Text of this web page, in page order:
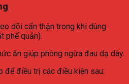
dõi cẩn thận trong khi dùng
phế quản).
ăn giúp phòng ngừa đau dạ dày.
để điều trị các điều kiện sau: